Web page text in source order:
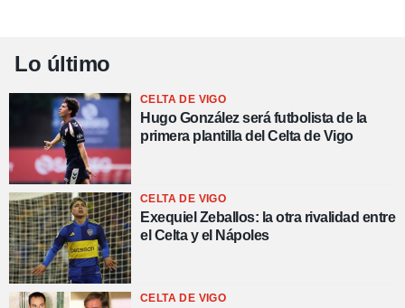
Lo último
CELTA DE VIGO
Hugo González será futbolista de la
primera plantilla del Celta de Vigo
CELTA DE VIGO
Exequiel Zeballos: la otra rivalidad entre
el Celta y el Nápoles
CELTA DE VIGO